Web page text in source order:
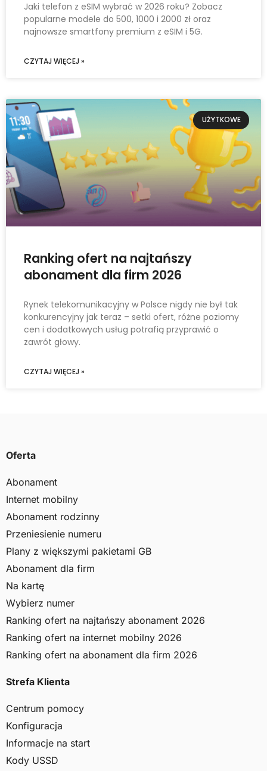
Jaki telefon z eSIM wybrać w 2026 roku? Zobacz
popularne modele do 500, 1000 i 2000 zł oraz
najnowsze smartfony premium z eSIM i 5G.
CZYTAJ WIĘCEJ »
UŻYTKOWE
Ranking ofert na najtańszy
abonament dla firm 2026
Rynek telekomunikacyjny w Polsce nigdy nie był tak
konkurencyjny jak teraz – setki ofert, różne poziomy
cen i dodatkowych usług potrafią przyprawić o
zawrót głowy.
CZYTAJ WIĘCEJ »
Oferta
Abonament
Internet mobilny
Abonament rodzinny
Przeniesienie numeru
Plany z większymi pakietami GB
Abonament dla firm
Na kartę
Wybierz numer
Ranking ofert na najtańszy abonament 2026
Ranking ofert na internet mobilny 2026
Ranking ofert na abonament dla firm 2026
Strefa Klienta
Centrum pomocy
Konfiguracja
Informacje na start
Kody USSD